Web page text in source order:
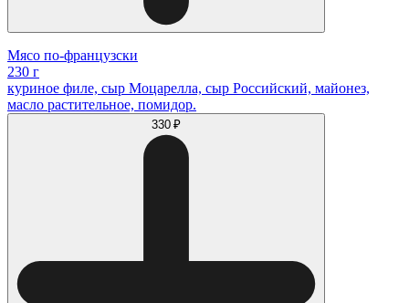
Мясо по-французски
230 г
куриное филе, сыр Моцарелла, сыр Российский, майонез,
масло растительное, помидор.
330 ₽